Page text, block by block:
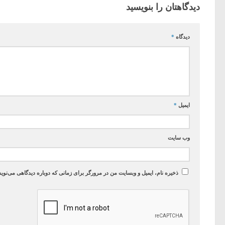
دیدگاهتان را بنویسید
دیدگاه *
ایمیل *
وب‌ سایت
ذخیره نام، ایمیل و وبسایت من در مرورگر برای زمانی که دوباره دیدگاهی